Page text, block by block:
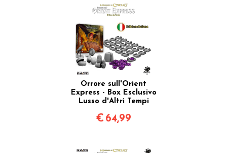
Orrore sull'Orient
Express - Box Esclusivo
Lusso d'Altri Tempi
€ 64,99